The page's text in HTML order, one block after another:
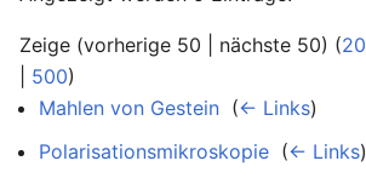
Zeige (vorherige 50 | nächste 50) (20
500)
Mahlen von Gestein (← Links)
Polarisationsmikroskopie (← Links)